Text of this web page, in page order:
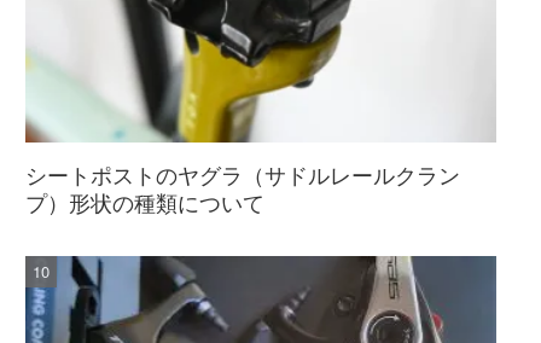
シートポストのヤグラ（サドルレールクラン
プ）形状の種類について